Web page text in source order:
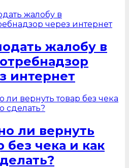
жалобу в
интернет
ли вернуть
без чека и как